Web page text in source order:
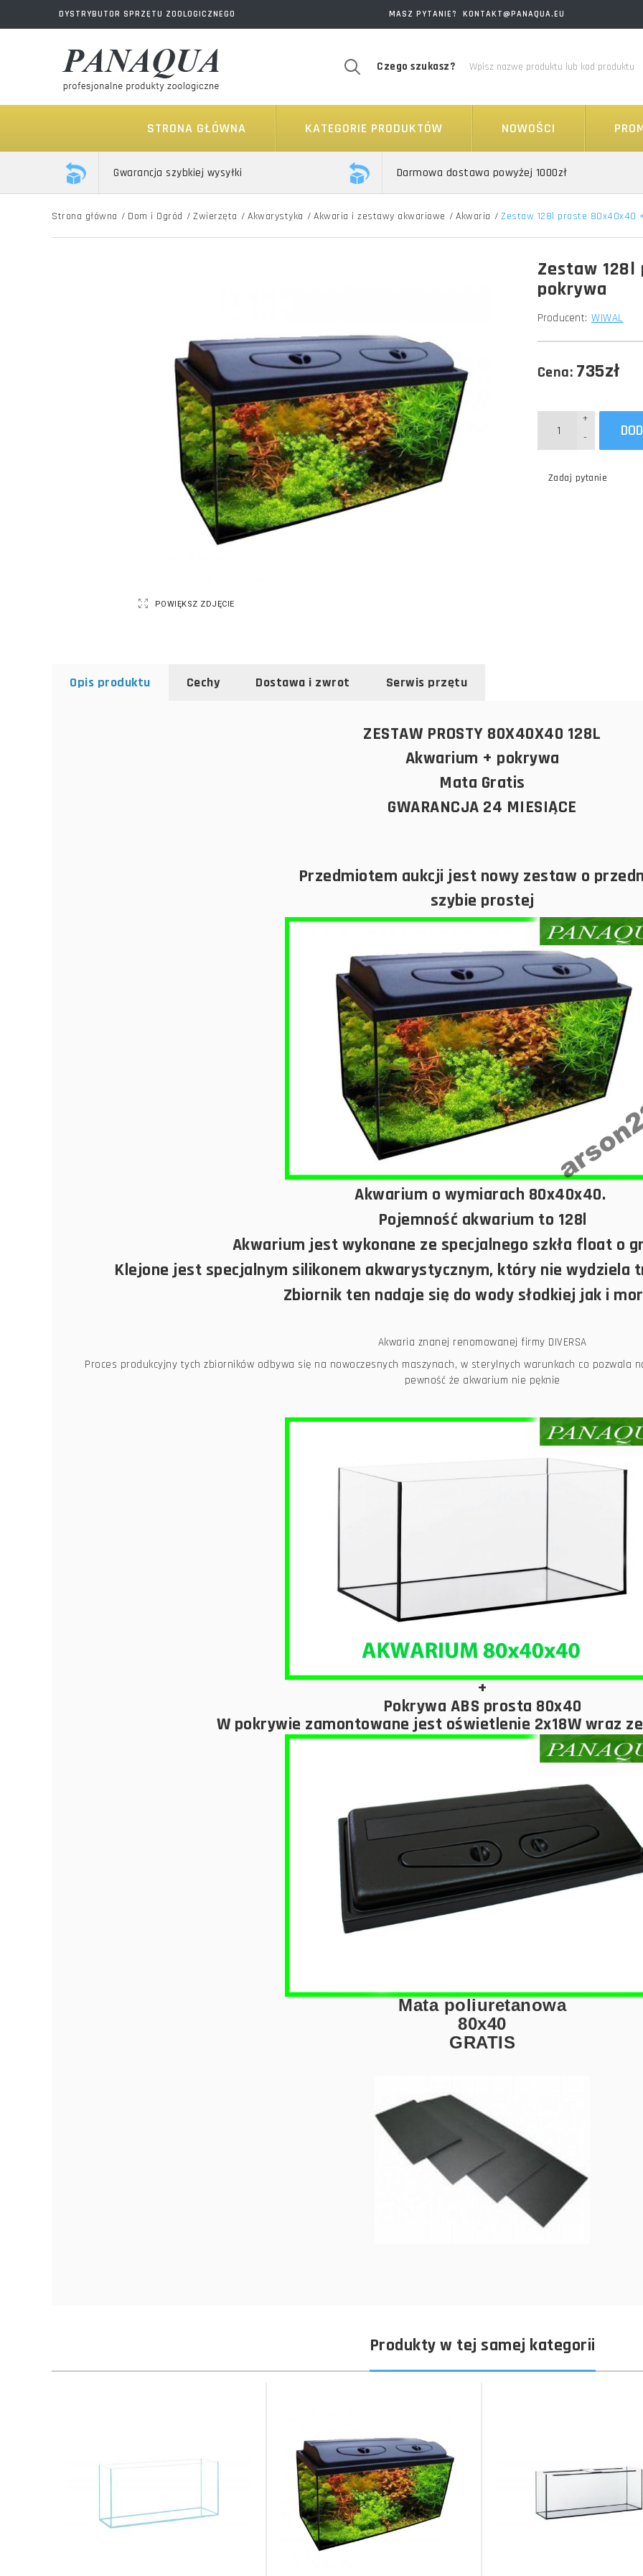
DYSTRYBUTOR SPRZĘTU ZOOLOGICZNEGO MASZ PYTANIE? KONTAKT@PANAQUA.EU
Czego szukasz?
STRONA GŁÓWNA KATEGORIE PRODUKTÓW NOWOŚCI
Gwarancja szybkiej wysyłki Darmowa dostawa powyżej 1000zł
Strona główna / Dom i Ogród / Zwierzęta / Akwarystyka / Akwaria i zestawy akwariowe / Akwaria / Zestaw 128l proste 80x40x40
POWIĘKSZ ZDJĘCIE
Zestaw
pokrywa
Producent: WIWAL
Cena: 735zł
-
+
Zadaj pytanie
Opis produktu Cechy Dostawa i zwrot Serwis przętu
ZESTAW PROSTY 80X40X40 128L
Akwarium + pokrywa
Mata Gratis
GWARANCJA 24 MIESIĄCE
Przedmiotem aukcji jest nowy zestaw o
szybie prostej
Akwarium o wymiarach 80x40x40.
Pojemność akwarium to 128l
Akwarium jest wykonane ze specjalnego szkła float o
Klejone jest specjalnym silikonem akwarystycznym, który nie wydziela
Zbiornik ten nadaje się do wody słodkiej jak i
Akwaria znanej renomowanej firmy DIVERSA
Proces produkcyjny tych zbiorników odbywa się na nowoczesnych maszynach, w sterylnych warunkach co pozwala
pewność że akwarium nie pęknie
+
Pokrywa ABS prosta 80x40
W pokrywie zamontowane jest oświetlenie 2x18W wraz
Mata poliuretanowa
80x40
GRATIS
Produkty w tej samej kategorii